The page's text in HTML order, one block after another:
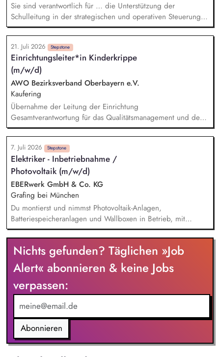
Sie sind verantwortlich für … die Unterstützung der
Schulleitung in der strategischen und operativen Steuerung
des Schulbetriebs die Mitwirkung an der pädagogischen
Weiterentwicklung sowie an der Qualitätsentwicklung und
Umsetzung moderner didaktischer Konzepte die fachliche
Begleitung und Unterstützung des Lehrkräfte-Teams sowie die
Förderung einer professionellen, wertschätzenden
Zusammenarbeit die Übernahme eigener Lehrtätigkeit in
Theorie und Praxis die Pflege und den Ausbau der
Zusammenarbeit mit Praxispartnern und externen Institutionen
21. Juli 2026 Stepstone
Einrichtungsleiter*in Kinderkrippe
(m/w/d)
AWO Bezirksverband Oberbayern e.V.
Kaufering
Übernahme der Leitung der Einrichtung
Gesamtverantwortung für das Qualitätsmanagement und den
wirtschaftlichen Erfolg der Einrichtung Leitung von
Teamsitzungen sowie Teilnahme und (Mit-)Gestaltung von
Elternabenden Erarbeitung von Konzepten gemeinsam mit
Ihrem Team Weiterentwicklung der Einrichtung im Rahmen
unseres pädagogischen Schwerpunkts Orientierung am
Leitbild und den Grundsätzen der AWO
7. Juli 2026 Stepstone
Elektriker - Inbetriebnahme /
Photovoltaik (m/w/d)
EBERwerk GmbH & Co. KG
Grafing bei München
Du montierst und nimmst Photovoltaik-Anlagen,
Batteriespeicheranlagen und Wallboxen in Betrieb, mit
Schwerpunkt auf AC-Montage. Du planst und bereitest die
Installationsarbeiten vor. Du führst Kundentermine vor Ort zur
technischen Planung der Installation durch. Du übernimmst
die Abnahme, Inbetriebnahme und Dokumentation der
installierten Anlagen beim Kund:innen vor Ort. Du führst
Service-Einsätze vor Ort zur Fehlerbehebung und Entstörung
durch.
Nichts gefunden? Täglichen »Job
Alert« abonnieren & keine Jobs
verpassen:
Abonnieren